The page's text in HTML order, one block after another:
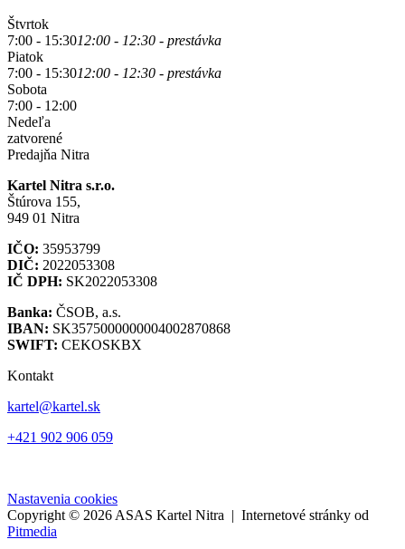
Štvrtok
7:00 - 15:3012:00 - 12:30 - prestávka
Piatok
7:00 - 15:3012:00 - 12:30 - prestávka
Sobota
7:00 - 12:00
Nedeľa
zatvorené
Predajňa Nitra
Kartel Nitra s.r.o.
Štúrova 155,
949 01 Nitra
IČO: 35953799
DIČ: 2022053308
IČ DPH: SK2022053308
Banka: ČSOB, a.s.
IBAN: SK3575000000004002870868
SWIFT: CEKOSKBX
Kontakt
kartel@kartel.sk
+421 902 906 059
Nastavenia cookies
Copyright © 2026 ASAS Kartel Nitra | Internetové stránky od
Pitmedia